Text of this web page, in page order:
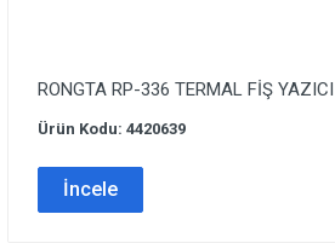
RONGTA RP-336 TERMAL FİŞ
Ürün Kodu: 4420639
İncele